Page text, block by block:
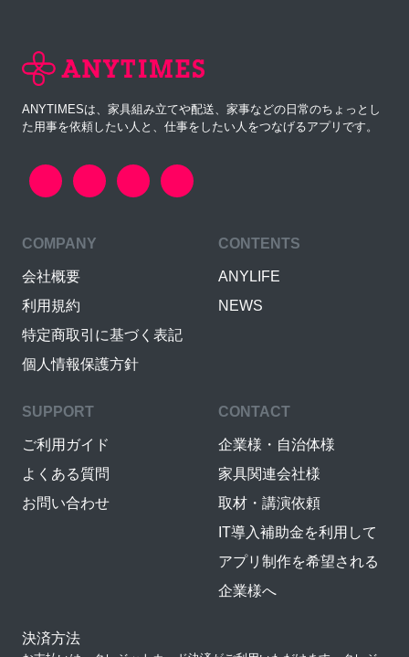
ANYTIMESは、家具組み立てや配送、家事などの日常のちょっとし
た用事を依頼したい人と、仕事をしたい人をつなげるアプリです。
COMPANY
会社概要
利用規約
特定商取引に基づく表記
個人情報保護方針
CONTENTS
ANYLIFE
NEWS
SUPPORT
ご利用ガイド
よくある質問
お問い合わせ
CONTACT
企業様・自治体様
家具関連会社様
取材・講演依頼
IT導入補助金を利用して
アプリ制作を希望される
企業様へ
決済方法